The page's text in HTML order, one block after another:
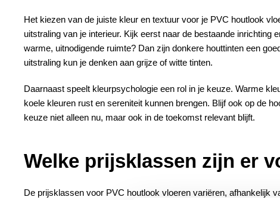
Het kiezen van de juiste kleur en textuur voor je PVC houtlook
uitstraling van je interieur. Kijk eerst naar de bestaande inrichting
warme, uitnodigende ruimte? Dan zijn donkere houttinten een
uitstraling kun je denken aan grijze of witte tinten.
Daarnaast speelt kleurpsychologie een rol in je keuze. Warme
koele kleuren rust en sereniteit kunnen brengen. Blijf ook op de
keuze niet alleen nu, maar ook in de toekomst relevant blijft.
Welke prijsklassen zijn er
De prijsklassen voor PVC houtlook vloeren variëren, afhankelijk